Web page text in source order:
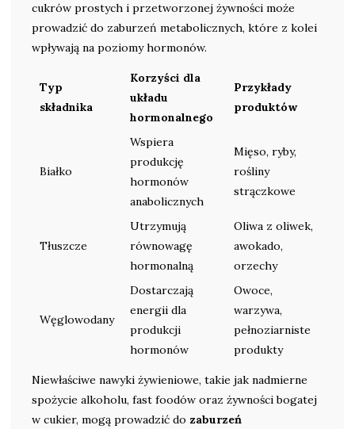
cukrów prostych i przetworzonej żywności może
prowadzić do zaburzeń metabolicznych, które z kolei
wpływają na poziomy hormonów.
Typ
składnika
Korzyści dla
układu
hormonalnego
Przykłady
produktów
Białko
Wspiera
produkcję
hormonów
anabolicznych
Mięso, ryby,
rośliny
strączkowe
Tłuszcze
Utrzymują
równowagę
hormonalną
Oliwa z oliwek,
awokado,
orzechy
Węglowodany
Dostarczają
energii dla
produkcji
hormonów
Owoce,
warzywa,
pełnoziarniste
produkty
Niewłaściwe nawyki żywieniowe, takie jak nadmierne
spożycie alkoholu, fast foodów oraz żywności bogatej
w cukier, mogą prowadzić do zaburzeń